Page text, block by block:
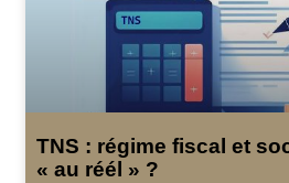
TNS : régime fiscal et
« au réél » ?